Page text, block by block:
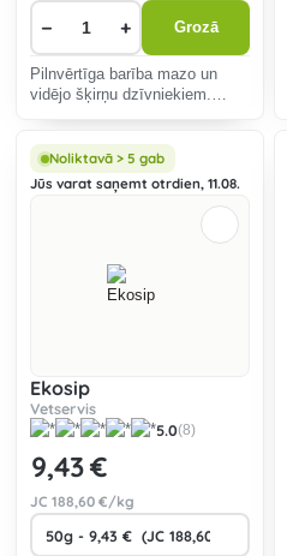
− + Grozā
Pilnvērtīga barība mazo un
vidējo šķirņu dzīvniekiem.
Noliktavā > 5 gab
Jūs varat saņemt otrdien, 11.08.
Ekosip
Vetservis
5.0(8)
9,43 €
JC188,60 €/kg